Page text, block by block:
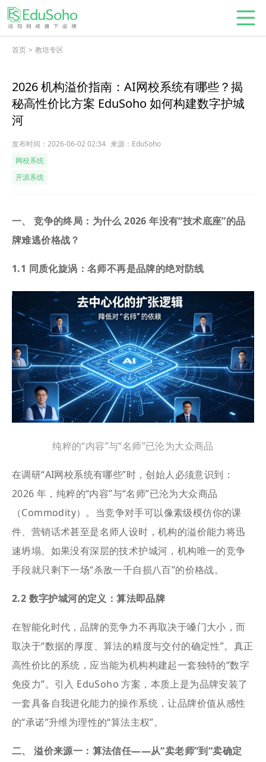
首页 > 教培专区
2026 机构溢价指南：AI网校系统有哪些？揭
秘高性价比方案 EduSoho 如何构建数字护城
河
发布时间：2026-06-02 02:34 来源：EduSoho
网校系统
开源系统
一、 竞争的终局：为什么 2026 年没有“技术底座”的品
牌难逃价格战？
1.1 同质化旋涡：名师不再是品牌的绝对防线
纯粹的“内容”与“名师”已沦为大众商品
在调研“AI网校系统有哪些”时，创始人必须意识到：
2026 年，纯粹的“内容”与“名师”已沦为大众商品
（Commodity）。当竞争对手可以像素级模仿你的课
件、营销话术甚至是名师人设时，机构的溢价能力将迅
速坍塌。如果没有深层的技术护城河，机构唯一的竞争
手段就只剩下一场“杀敌一千自损八百”的价格战。
2.2 数字护城河的定义：算法即品牌
在智能化时代，品牌的竞争力不再取决于嗓门大小，而
取决于“数据的厚度、算法的精度与交付的确定性”。真正
高性价比的系统，应当能为机构构建起一套独特的“数字
免疫力”。引入 EduSoho 方案，本质上是为品牌安装了
一套具备自我进化能力的操作系统，让品牌价值从感性
的“承诺”升维为理性的“算法主权”。
二、 溢价来源一：算法信任——从“卖老师”到“卖确定